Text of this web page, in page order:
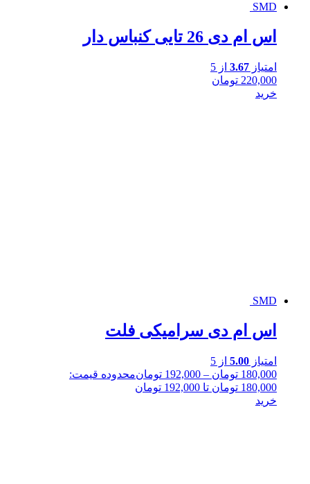
SMD
اس ام دی 26 تایی کنباس دار
امتیاز 3.67 از 5
220,000 تومان
خرید
SMD
اس ام دی سرامیکی فلت
امتیاز 5.00 از 5
180,000 تومان –
192,000 تومانمحدوده قیمت:
180,000 تومان تا 192,000 تومان
خرید